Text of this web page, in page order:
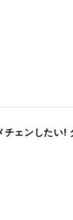
ェンしたい!